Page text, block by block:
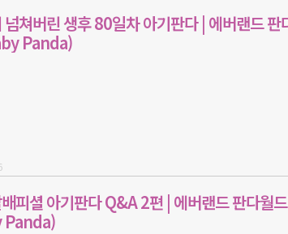
넘쳐버린 생후 80일차 아기판다 | 에버랜드 판
Panda)
피셜 아기판다 Q&A 2편 | 에버랜드 판다월드
Panda)